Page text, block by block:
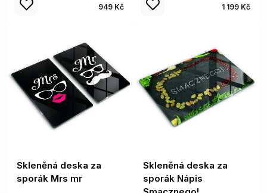
949 Kč 1 199 Kč
Skleněná deska za
sporák Mrs mr
Skleněná deska za
sporák Nápis